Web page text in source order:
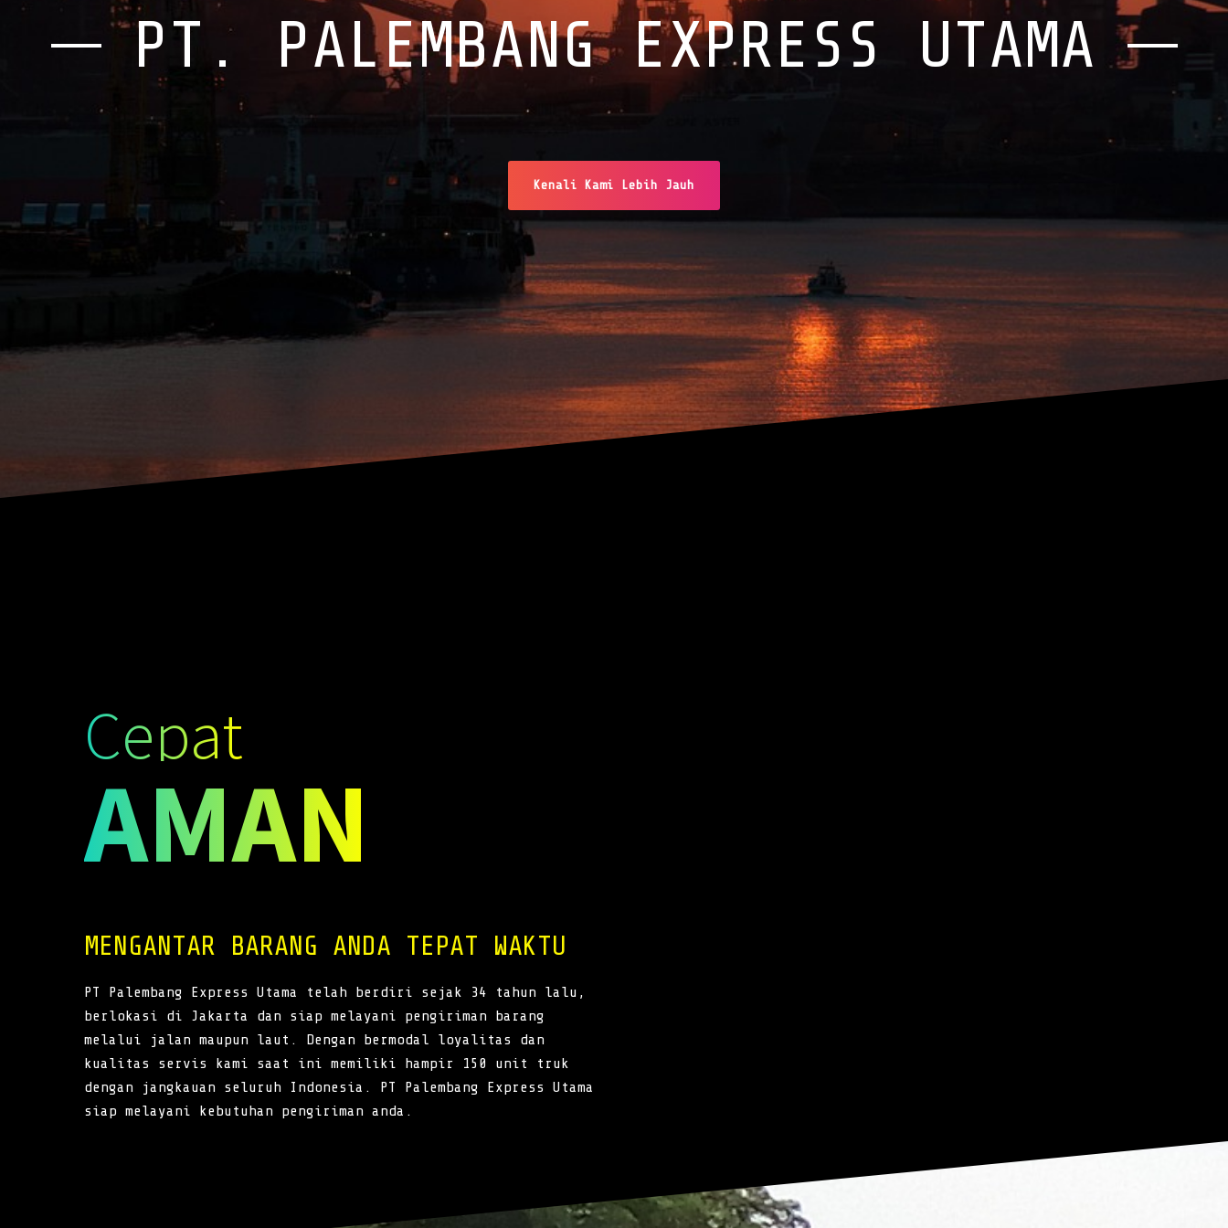
PT. PALEMBANG EXPRESS UTAMA
Kenali Kami Lebih Jauh
Cepat
AMAN
MENGANTAR BARANG ANDA TEPAT WAKTU
PT Palembang Express Utama telah berdiri sejak 34 tahun lalu,
berlokasi di Jakarta dan siap melayani pengiriman barang
melalui jalan maupun laut. Dengan bermodal loyalitas dan
kualitas servis kami saat ini memiliki hampir 150 unit truk
dengan jangkauan seluruh Indonesia. PT Palembang Express Utama
siap melayani kebutuhan pengiriman anda.